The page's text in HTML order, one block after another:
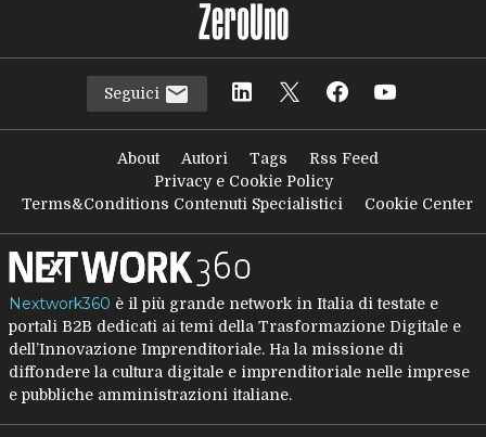
Seguici
About Autori Tags
Rss Feed
Privacy e Cookie Policy
Terms&Conditions Contenuti Specialistici
Cookie Center
Nextwork360 è il più grande network in Italia di testate e
portali B2B dedicati ai temi della Trasformazione Digitale e
dell’Innovazione Imprenditoriale. Ha la missione di
diffondere la cultura digitale e imprenditoriale nelle imprese
e pubbliche amministrazioni italiane.